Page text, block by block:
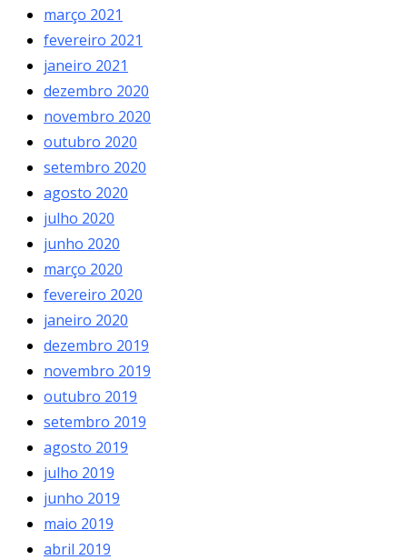
março 2021
fevereiro 2021
janeiro 2021
dezembro 2020
novembro 2020
outubro 2020
setembro 2020
agosto 2020
julho 2020
junho 2020
março 2020
fevereiro 2020
janeiro 2020
dezembro 2019
novembro 2019
outubro 2019
setembro 2019
agosto 2019
julho 2019
junho 2019
maio 2019
abril 2019